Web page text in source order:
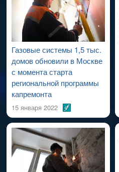
проведения работ по
Газовые системы 1,5 тыс.
домов обновили в Москве
с момента старта
региональной программы
капремонта
15 января 2022